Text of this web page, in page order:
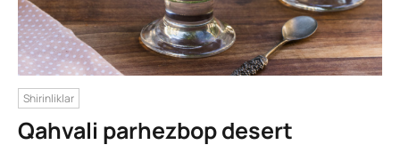
Shirinliklar
Qahvali parhezbop desert